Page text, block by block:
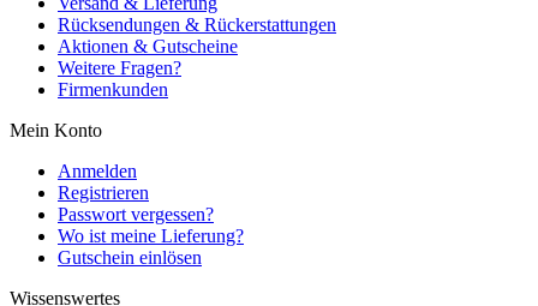
Rücksendungen & Rückerstattungen
Aktionen & Gutscheine
Weitere Fragen?
Firmenkunden
Mein Konto
Anmelden
Registrieren
Passwort vergessen?
Wo ist meine Lieferung?
Gutschein einlösen
Wissenswertes